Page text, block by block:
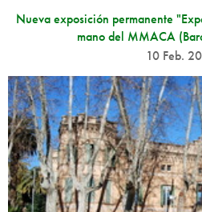
Nueva exposición permanente
mano del MMACA
10 Feb.